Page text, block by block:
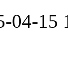
04-15